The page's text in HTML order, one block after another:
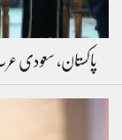
پاکستان، سعودی